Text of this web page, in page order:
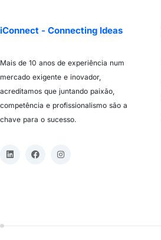
iConnect - Connecting Ideas
Mais de 10 anos de experiência num
mercado exigente e inovador,
acreditamos que juntando paixão,
competência e profissionalismo são a
chave para o sucesso.